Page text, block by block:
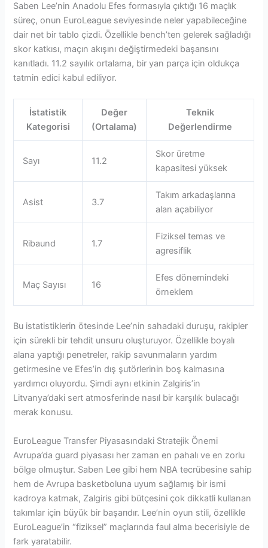
Saben Lee’nin Anadolu Efes formasıyla çıktığı 16 maçlık
süreç, onun EuroLeague seviyesinde neler yapabileceğine
dair net bir tablo çizdi. Özellikle bench’ten gelerek sağladığı
skor katkısı, maçın akışını değiştirmedeki başarısını
kanıtladı. 11.2 sayılık ortalama, bir yan parça için oldukça
tatmin edici kabul ediliyor.
İstatistik
Kategorisi
Değer
(Ortalama)
Teknik
Değerlendirme
Sayı 11.2
Skor üretme
kapasitesi yüksek
Asist 3.7
Takım arkadaşlarına
alan açabiliyor
Ribaund 1.7
Fiziksel temas ve
agresiflik
Maç Sayısı 16
Efes dönemindeki
örneklem
Bu istatistiklerin ötesinde Lee’nin sahadaki duruşu, rakipler
için sürekli bir tehdit unsuru oluşturuyor. Özellikle boyalı
alana yaptığı penetreler, rakip savunmaların yardım
getirmesine ve Efes’in dış şutörlerinin boş kalmasına
yardımcı oluyordu. Şimdi aynı etkinin Zalgiris’in
Litvanya’daki sert atmosferinde nasıl bir karşılık bulacağı
merak konusu.
EuroLeague Transfer Piyasasındaki Stratejik Önemi
Avrupa’da guard piyasası her zaman en pahalı ve en zorlu
bölge olmuştur. Saben Lee gibi hem NBA tecrübesine sahip
hem de Avrupa basketboluna uyum sağlamış bir ismi
kadroya katmak, Zalgiris gibi bütçesini çok dikkatli kullanan
takımlar için büyük bir başarıdır. Lee’nin oyun stili, özellikle
EuroLeague’in “fiziksel” maçlarında faul alma becerisiyle de
fark yaratabilir.